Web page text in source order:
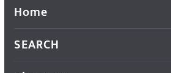
Home
SEARCH